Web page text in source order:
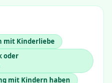
mit Kinderliebe
oder
mit Kindern haben